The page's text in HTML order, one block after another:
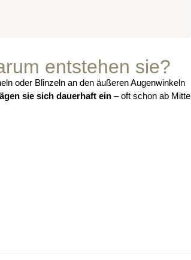
entstehen sie?
oder Blinzeln an den äußeren Augenwinkeln
sie sich dauerhaft ein – oft schon ab Mitte